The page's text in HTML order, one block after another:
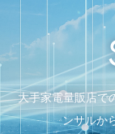
大手家電量販店で
ンサルか